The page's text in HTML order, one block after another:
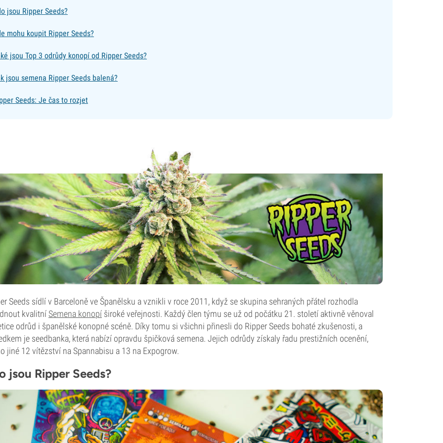
jsou Ripper Seeds?
mohu koupit Ripper Seeds?
jsou Top 3 odrůdy konopí od Ripper Seeds?
jsou semena Ripper Seeds balená?
Seeds: Je čas to rozjet
Seeds sídlí v Barceloně ve Španělsku a vznikli v roce 2011, když se skupina sehraných přátel rozhodla
kvalitní Semena konopí široké veřejnosti. Každý člen týmu se už od počátku 21. století aktivně věnoval
odrůd i španělské konopné scéně. Díky tomu si všichni přinesli do Ripper Seeds bohaté zkušenosti, a
je seedbanka, která nabízí opravdu špičková semena. Jejich odrůdy získaly řadu prestižních ocenění,
jiné 12 vítězství na Spannabisu a 13 na Expogrow.
jsou Ripper Seeds?